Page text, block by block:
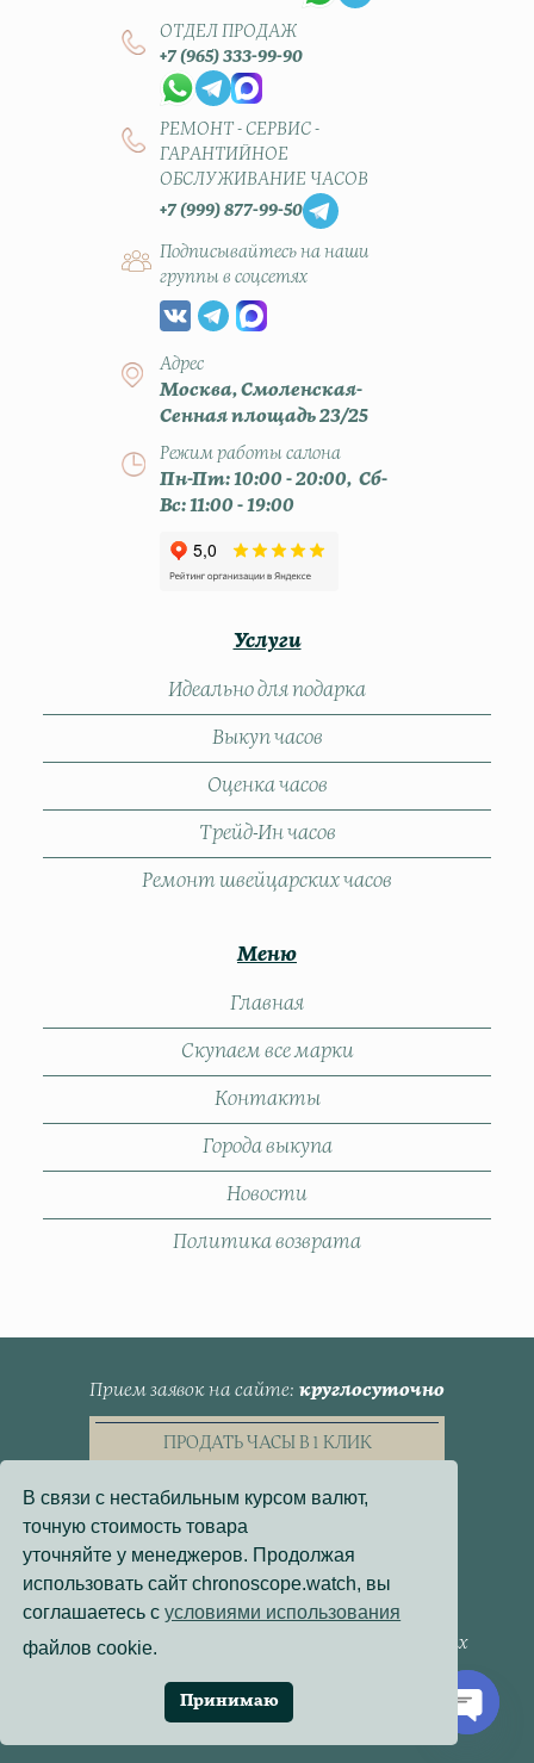
ОТДЕЛ ПРОДАЖ
+7 (965) 333-99-90
РЕМОНТ - СЕРВИС -
ГАРАНТИЙНОЕ
ОБСЛУЖИВАНИЕ ЧАСОВ
+7 (999) 877-99-50
Подписывайтесь на наши
группы в соцсетях
Адрес
Москва, Смоленская-
Сенная площадь 23/25
Режим работы салона
Пн-Пт: 10:00 - 20:00, Сб-
Вс: 11:00 - 19:00
Услуги
Идеально для подарка
Выкуп часов
Оценка часов
Трейд-Ин часов
Ремонт швейцарских часов
Меню
Главная
Скупаем все марки
Контакты
Города выкупа
Новости
Политика возврата
Прием заявок на сайте круглосуточно
ПРОДАТЬ ЧАСЫ В 1 КЛИК
Пользовательское Соглашение
Политика конфиденциальности
Согласие на обработку персональных данных
Политика использования файлов cookie
Разработка сайта:Онлайн-Проекты
В связи с нестабильным курсом валют,
точную стоимость товара
уточняйте у менеджеров. Продолжая
использовать сайт chronoscope.watch, вы
соглашаетесь сусловиями использования
файлов cookie.
Принимаю